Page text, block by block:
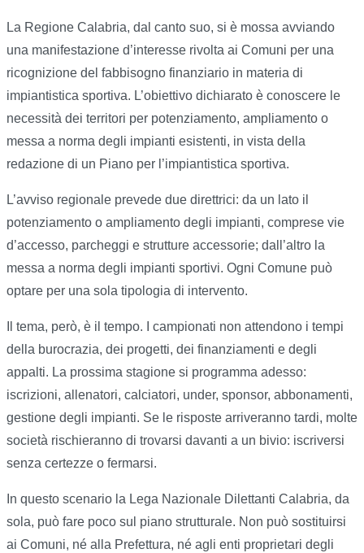
La Regione Calabria, dal canto suo, si è mossa avviando
una manifestazione d’interesse rivolta ai Comuni per una
ricognizione del fabbisogno finanziario in materia di
impiantistica sportiva. L’obiettivo dichiarato è conoscere le
necessità dei territori per potenziamento, ampliamento o
messa a norma degli impianti esistenti, in vista della
redazione di un Piano per l’impiantistica sportiva.
L’avviso regionale prevede due direttrici: da un lato il
potenziamento o ampliamento degli impianti, comprese vie
d’accesso, parcheggi e strutture accessorie; dall’altro la
messa a norma degli impianti sportivi. Ogni Comune può
optare per una sola tipologia di intervento.
Il tema, però, è il tempo. I campionati non attendono i tempi
della burocrazia, dei progetti, dei finanziamenti e degli
appalti. La prossima stagione si programma adesso:
iscrizioni, allenatori, calciatori, under, sponsor, abbonamenti,
gestione degli impianti. Se le risposte arriveranno tardi, molte
società rischieranno di trovarsi davanti a un bivio: iscriversi
senza certezze o fermarsi.
In questo scenario la Lega Nazionale Dilettanti Calabria, da
sola, può fare poco sul piano strutturale. Non può sostituirsi
ai Comuni, né alla Prefettura, né agli enti proprietari degli